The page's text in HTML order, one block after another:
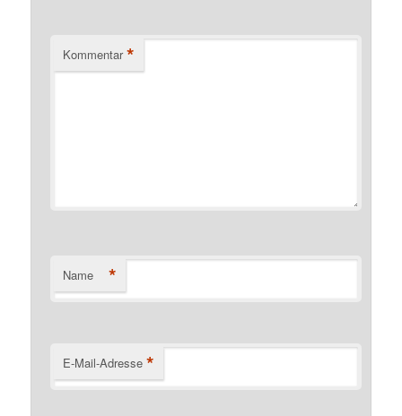
Kommentar *
Name *
E-Mail-Adresse *